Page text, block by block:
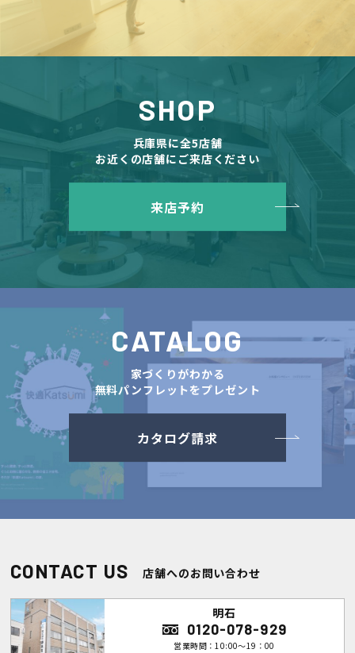
SHOP
兵庫県に全5店舗
お近くの店舗にご来店ください
来店予約
CATALOG
家づくりがわかる
無料パンフレットをプレゼント
カタログ請求
CONTACT US 店舗へのお問い合わせ
明石
0120-078-929
営業時間：10:00～19：00